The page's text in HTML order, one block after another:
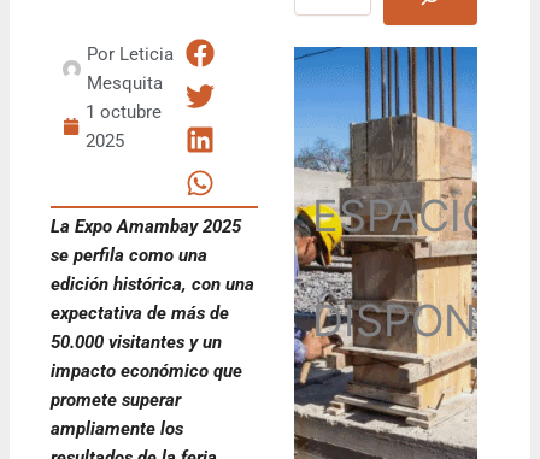
Por Leticia
Mesquita
1 octubre
2025
La Expo Amambay 2025
se perfila como una
edición histórica, con una
expectativa de más de
50.000 visitantes y un
impacto económico que
promete superar
ampliamente los
ESPACIO